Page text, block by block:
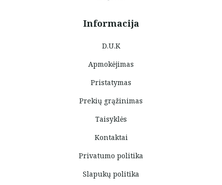
Informacija
D.U.K
Apmokėjimas
Pristatymas
Prekių grąžinimas
Taisyklės
Kontaktai
Privatumo politika
Slapukų politika